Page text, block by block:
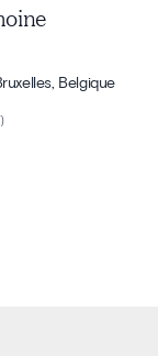
Belgique